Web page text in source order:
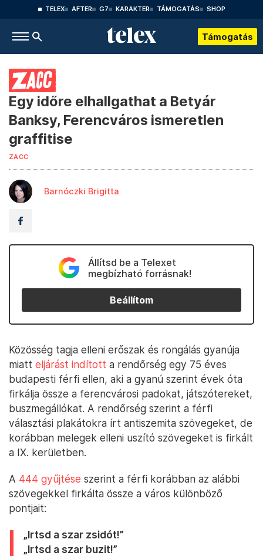
TELEX AFTER G7 KARAKTER TÁMOGATÁS SHOP
Támogatás
Egy időre elhallgathat a Betyár
Banksy, Ferencváros ismeretlen
graffitise
ZACC
Barnóczki Brigitta
Állítsd be a Telexet
megbízható forrásnak!
Beállítom
Közösség tagja elleni erőszak és rongálás gyanúja
miatt eljárást indított a rendőrség egy 75 éves
budapesti férfi ellen, aki a gyanú szerint évek óta
firkálja össze a ferencvárosi padokat, játszótereket,
buszmegállókat. A rendőrség szerint a férfi
választási plakátokra írt antiszemita szövegeket, de
korábban melegek elleni uszító szövegeket is firkált
a IX. kerületben.
A 444 gyűjtése szerint a férfi korábban az alábbi
szövegekkel firkálta össze a város különböző
pontjait:
„Irtsd a szar zsidót!”
„Irtsd a szar buzit!”